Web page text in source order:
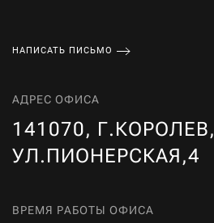
НАПИСАТЬ ПИСЬМО
АДРЕС ОФИСА
141070, Г.КОРОЛЕВ,
УЛ.ПИОНЕРСКАЯ,4
ВРЕМЯ РАБОТЫ ОФИСА